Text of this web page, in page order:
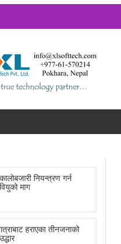
नियन्त्रण गर्न
माग
हराएका तीनजनाको